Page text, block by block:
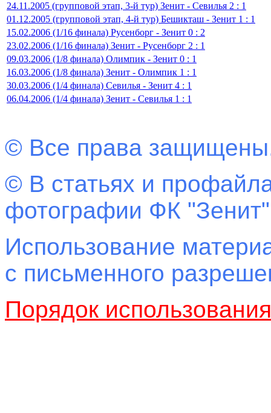
24.11.2005 (групповой этап, 3-й тур) Зенит - Севилья 2 : 1
01.12.2005 (групповой этап, 4-й тур) Бешикташ - Зенит 1 : 1
15.02.2006 (1/16 финала) Русенборг - Зенит 0 : 2
23.02.2006 (1/16 финала) Зенит - Русенборг 2 : 1
09.03.2006 (1/8 финала) Олимпик - Зенит 0 : 1
16.03.2006 (1/8 финала) Зенит - Олимпик 1 : 1
30.03.2006 (1/4 финала) Севилья - Зенит 4 : 1
06.04.2006 (1/4 финала) Зенит - Севилья 1 : 1
© Все права
© В статьях и
фотографии ФК
Использование
с письменного
Порядок